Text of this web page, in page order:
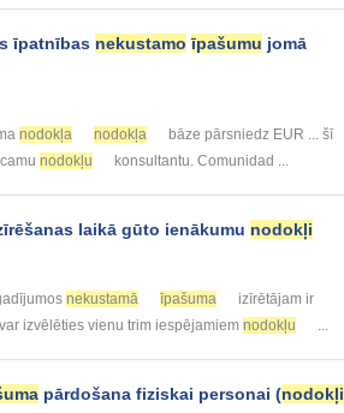
īpatnības nekustamo īpašumu jomā
nodokļa nodokļa
bāze pārsniedz EUR ... šī
nodokļu konsultantu. Comunidad ...
laikā gūto ienākumu nodokļi
nekustamā īpašuma
izīrētājam ir
izvēlēties vienu trim iespējamiem nodokļu ...
pārdošana fiziskai personai (nodokļi